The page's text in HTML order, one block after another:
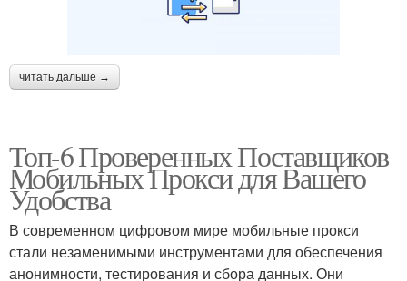
читать дальше →
Топ-6 Проверенных Поставщиков
Мобильных Прокси для Вашего
Удобства
В современном цифровом мире мобильные прокси
стали незаменимыми инструментами для обеспечения
анонимности, тестирования и сбора данных. Они